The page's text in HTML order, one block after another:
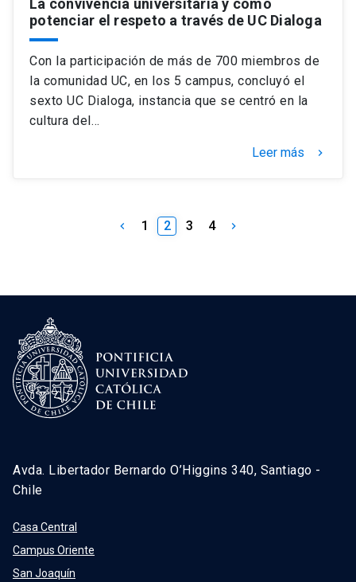
potenciar el respeto a través de UC Dialoga
Con la participación de más de 700 miembros de
la comunidad UC, en los 5 campus, concluyó el
sexto UC Dialoga, instancia que se centró en la
cultura del…
Leer más keyboard_arrow_right
keyboard_arrow_left 1 2 3 4 keyboard_arrow_right
Avda. Libertador Bernardo O’Higgins 340, Santiago -
Chile
Casa Central
Campus Oriente
San Joaquín